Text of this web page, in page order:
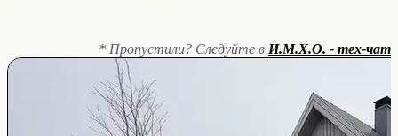
* Пропустили? Следуйте в И.М.Х.О. - тех-чат